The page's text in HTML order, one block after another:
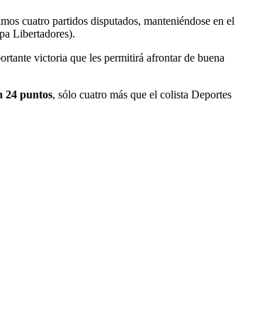
cuatro partidos disputados, manteniéndose en el
Libertadores).
victoria que les permitirá afrontar de buena
24 puntos, sólo cuatro más que el colista Deportes